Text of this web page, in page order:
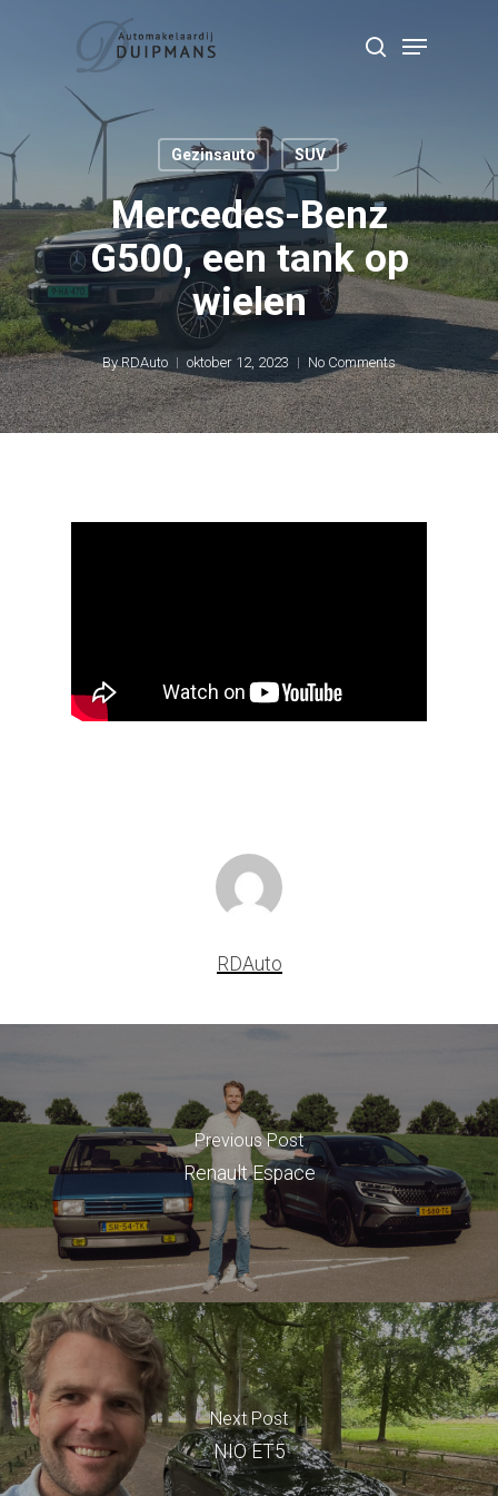
search
Menu
Gezinsauto SUV
Mercedes-Benz
G500, een tank op
wielen
By RDAuto oktober 12, 2023 No Comments
RDAuto
Previous Post
Renault Espace
Next Post
NIO ET5